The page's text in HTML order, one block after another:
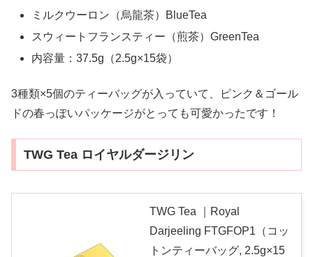
ミルクウーロン（烏龍茶）BlueTea
スウィートフランスティー（煎茶）GreenTea
内容量：37.5g（2.5g×15袋）
3種類×5個のティーバッグが入っていて、ピンク＆ゴール
ドの春っぽいパッケージがとっても可愛かったです！
TWG Tea ロイヤルダージリン
TWG Tea ｜Royal
Darjeeling FTGFOP1（コッ
トンティーバッグ, 2.5g×15